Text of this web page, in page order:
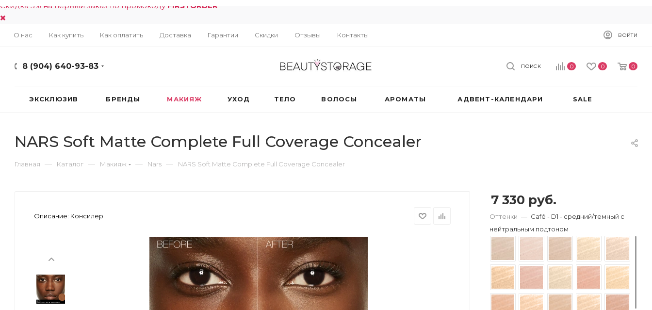
Скидка 5% на первый заказ по промокоду FIRSTORDER
О нас Как купить Как оплатить Доставка Гарантии Скидки Отзывы Контакты ВОЙТИ
8 (904) 640-93-83 0 0 0
ПОИСК
ЭКСКЛЮЗИВ БРЕНДЫ МАКИЯЖ УХОД ТЕЛО ВОЛОСЫ АРОМАТЫ АДВЕНТ-КАЛЕНДАРИ SALE
NARS Soft Matte Complete Full Coverage Concealer
Главная — Каталог — Макияж — Nars — NARS Soft Matte Complete Full Coverage Concealer
Описание: Консилер
7 330 руб.
Оттенки — Café - D1 - средний/темный с
нейтральным подтоном